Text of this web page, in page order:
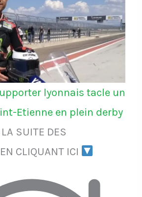
lyonnais tacle un
Etienne en plein derby
SUITE DES
CLIQUANT ICI